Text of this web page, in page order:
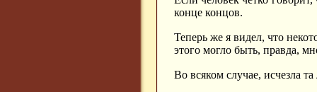
конце концов.
Теперь же я видел, что
этого могло быть, правда,
Во всяком случае, исчезла